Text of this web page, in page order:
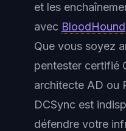
et les
avec BloodHound
Que vous soyez
pentester certifié
architecte AD ou
DCSync est
défendre votre